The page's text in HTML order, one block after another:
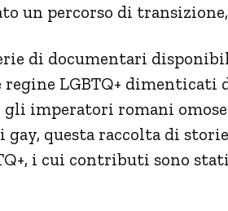
un percorso di
di documentari
LGBTQ+ dimenticati
imperatori romani
questa raccolta di
i cui contributi sono